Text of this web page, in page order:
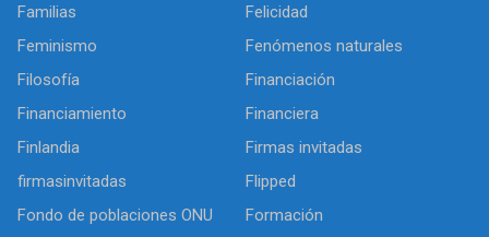
Familias
Felicidad
Feminismo
Fenómenos naturales
Filosofía
Financiación
Financiamiento
Financiera
Finlandia
Firmas invitadas
firmasinvitadas
Flipped
Fondo de poblaciones ONU
Formación